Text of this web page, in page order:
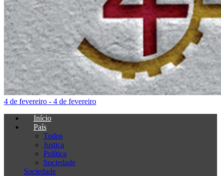
4 de fevereiro - 4 de fevereiro
Início
País
Todos
Justiça
Política
Sociedade
Sociedade